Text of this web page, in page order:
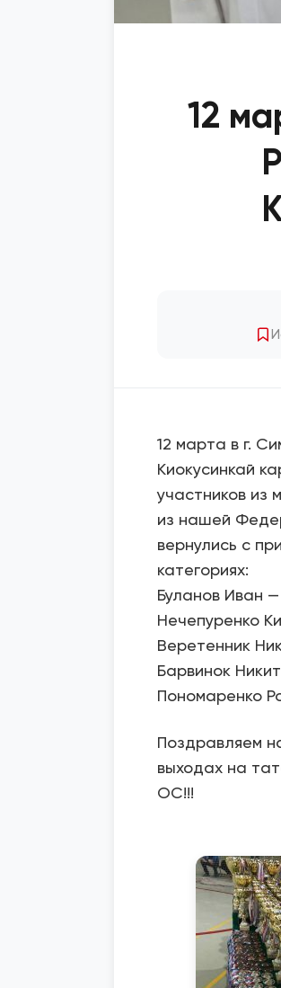
12
12 марта в г.
Киокусинкай
участников из
из нашей
вернулись с
категориях:
Буланов Иван —
Нечепуренко
Веретенник
Барвинок
Пономаренко
Поздравляем
выходах на
ОС!!!